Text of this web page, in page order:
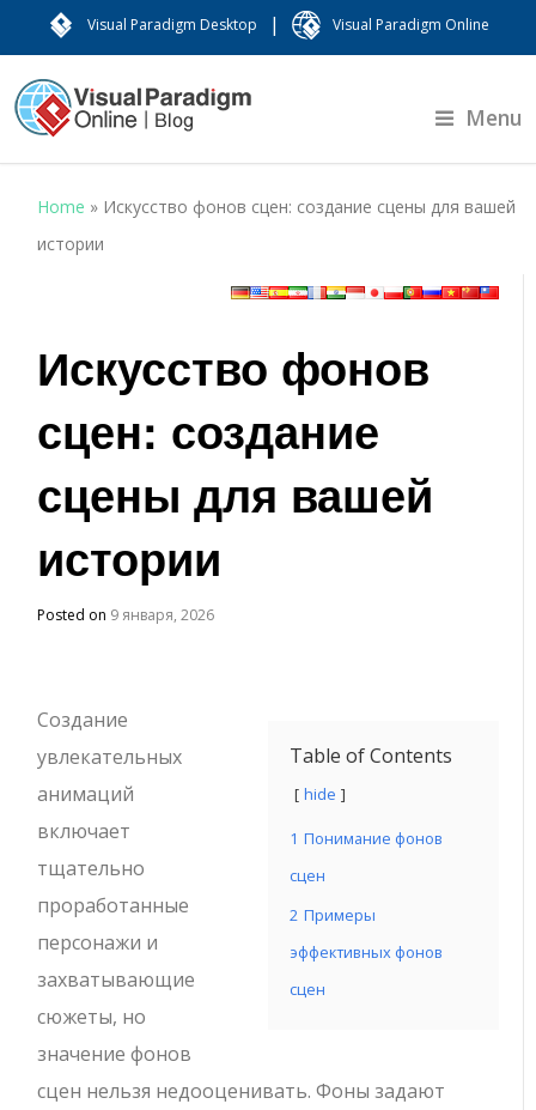
Visual Paradigm Desktop | Visual Paradigm Online
Menu
Home » Искусство фонов сцен: создание сцены для вашей
истории
Искусство фонов
сцен: создание
сцены для вашей
истории
Posted on 9 января, 2026
Table of Contents
hide
1 Понимание фонов
сцен
2 Примеры
эффективных фонов
сцен
Создание
увлекательных
анимаций
включает
тщательно
проработанные
персонажи и
захватывающие
сюжеты, но
значение фонов
сцен нельзя недооценивать. Фоны задают